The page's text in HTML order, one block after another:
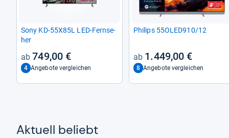
Sony KD-​55X85L LED-​Fern­se­
her
749,00 €
4 Angebote vergleichen
Phi­lips 55OLED910/12
1.449,00 €
8 Angebote vergleichen
Aktu­ell beliebt